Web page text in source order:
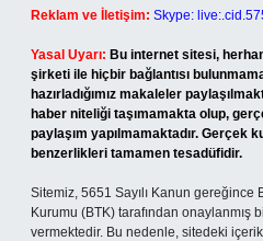
Reklam ve İletişim: Skype:
Yasal Uyarı: Bu internet sitesi,
şirketi ile hiçbir bağlantısı
hazırladığımız makaleler
haber niteliği taşımamakta olup,
paylaşım yapılmamaktadır. Gerçek
benzerlikleri tamamen tesadüfidir.
Sitemiz, 5651 Sayılı Kanun
Kurumu (BTK) tarafından onaylanmış
vermektedir. Bu nedenle, sitedeki